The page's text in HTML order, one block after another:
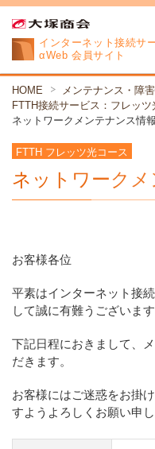
インターネット接続サ
αWeb 会員サイト
HOME
メンテナンス・障
FTTH接続サービス：フレッツ
ネットワークメンテナンス情
FTTH フレッツ光コース
ネットワーク
お客様各位
平素はインターネット接
して誠に有難うございます
下記日程におきまして、
だきます。
お客様にはご迷惑をお掛
すようよろしくお願い申し